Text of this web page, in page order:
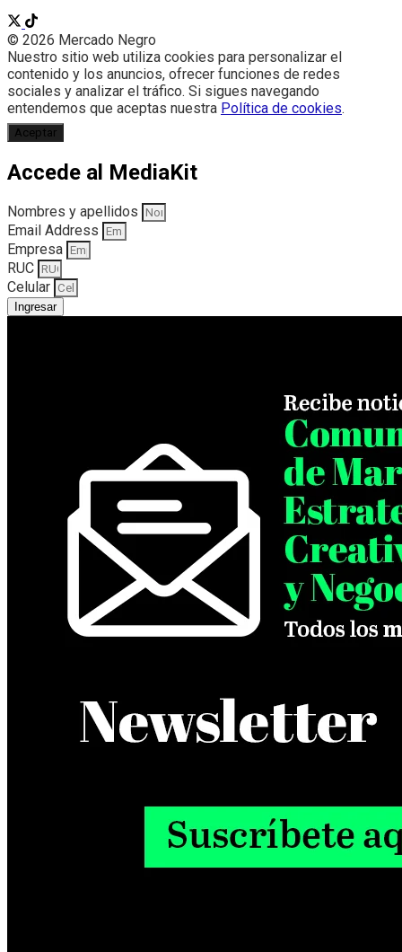
© 2026 Mercado Negro
Nuestro sitio web utiliza cookies para personalizar el
contenido y los anuncios, ofrecer funciones de redes
sociales y analizar el tráfico. Si sigues navegando
entendemos que aceptas nuestra Política de cookies.
Aceptar
Accede al MediaKit
Nombres y apellidos
Email Address
Empresa
RUC
Celular
Ingresar